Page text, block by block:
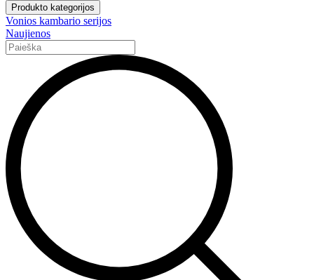
Produkto kategorijos
Vonios kambario serijos
Naujienos